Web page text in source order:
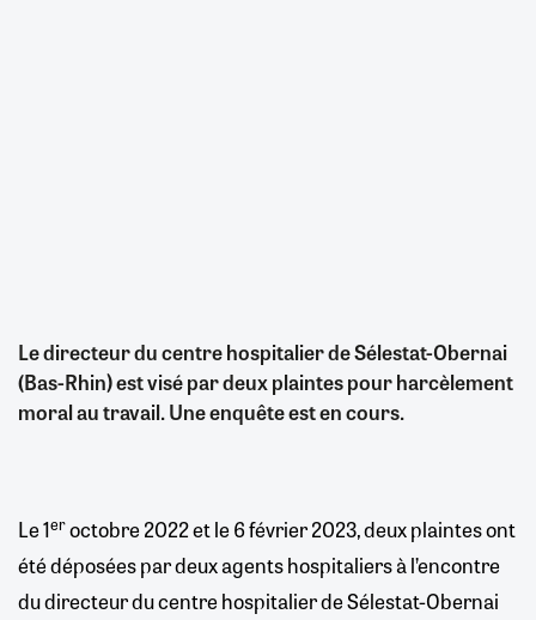
Le directeur du centre hospitalier de Sélestat-Obernai
(Bas-Rhin) est visé par deux plaintes pour harcèlement
moral au travail. Une enquête est en cours.
Le 1eroctobre 2022 et le 6 février 2023, deux plaintes ont
été déposées par deux agents hospitaliers à l’encontre
du directeur du centre hospitalier de Sélestat-Obernai